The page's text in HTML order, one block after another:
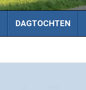
DAGTOCHTEN